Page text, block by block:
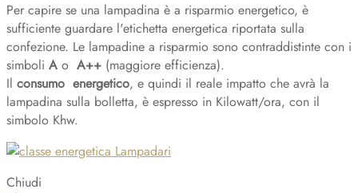
Per capire se una lampadina è a risparmio energetico, è
sufficiente guardare l'etichetta energetica riportata sulla
confezione. Le lampadine a risparmio sono contraddistinte con i
simboli A o A++ (maggiore efficienza).
Il consumo energetico, e quindi il reale impatto che avrà la
lampadina sulla bolletta, è espresso in Kilowatt/ora, con il
simbolo Khw.
Chiudi